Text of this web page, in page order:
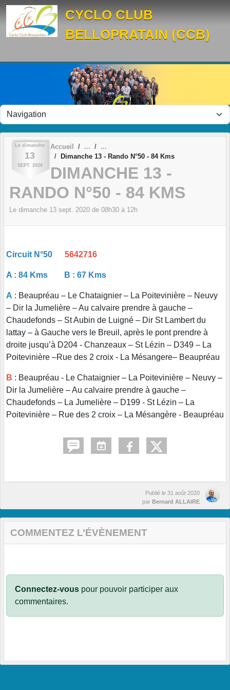
CYCLO CLUB
BELLOPRATAIN (CCB)
Le dimanche
13
SEPT. 2020
Accueil
Dimanche 13 - Rando N°50 - 84 Kms
DIMANCHE 13 -
RANDO N°50 - 84 KMS
Le dimanche 13 sept. 2020 de 08h30 à 12h
Circuit N°50 5642716
A : 84 Kms B : 67 Kms
A : Beaupréau – Le Chataignier – La Poitevinière – Neuvy
– Dir la Jumelière – Au calvaire prendre à gauche –
Chaudefonds – St Aubin de Luigné – Dir St Lambert du
lattay – à Gauche vers le Breuil, après le pont prendre à
droite jusqu’à D204 - Chanzeaux – St Lézin – D349 – La
Poitevinière –Rue des 2 croix - La Mésangere– Beaupréau
B : Beaupréau - Le Chataignier – La Poitevinière – Neuvy –
Dir la Jumelière – Au calvaire prendre à gauche –
Chaudefonds – La Jumelière – D199 - St Lézin – La
Poitevinière – Rue des 2 croix – La Mésangère - Beaupréau
Publié le 31 août 2020
par Bernard ALLAIRE
COMMENTEZ L’ÉVÈNEMENT
Connectez-vous pour pouvoir participer aux
commentaires.
Panneau de gestion des cookies